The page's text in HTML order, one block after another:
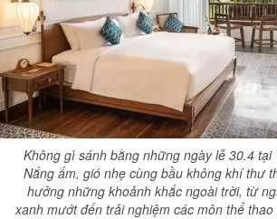
Không gì sánh bằng những ngày lễ 30.4 tại
Nắng ấm, gió nhẹ cùng bầu không khí thư
hưởng những khoảnh khắc ngoài trời, từ
xanh mướt đến trải nghiệm các môn thể